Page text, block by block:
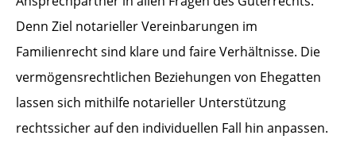
Denn Ziel notarieller Vereinbarungen im
Familienrecht sind klare und faire Verhältnisse. Die
vermögensrechtlichen Beziehungen von Ehegatten
lassen sich mithilfe notarieller Unterstützung
rechtssicher auf den individuellen Fall hin anpassen.